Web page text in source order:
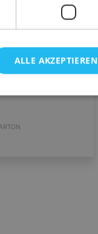
8 12
ALLE AKZEPTIEREN